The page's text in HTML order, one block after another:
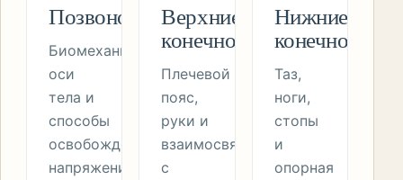
Позвоночник
Биомеханика
оси
тела и
способы
освобождения
напряжений.
Верхние
конечности
Плечевой
пояс,
руки и
взаимосвязи
с
Нижние
конечности
Таз,
ноги,
стопы
и
опорная